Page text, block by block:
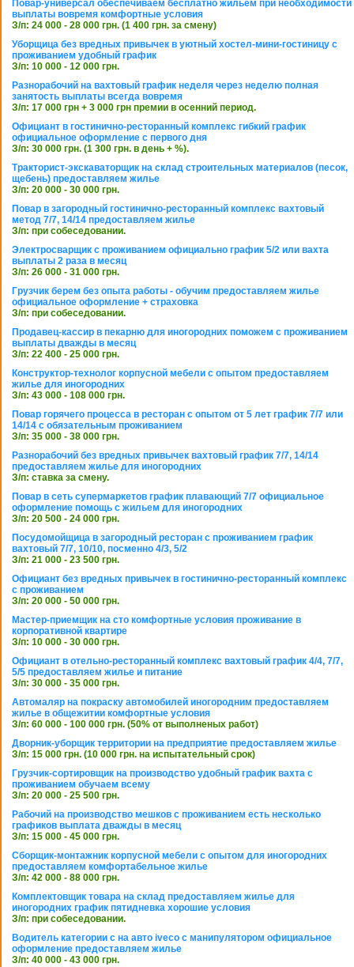
Повар-универсал обеспечиваем бесплатно жильем при необходимости
выплаты вовремя комфортные условия
З/п: 24 000 - 28 000 грн. (1 400 грн. за смену)
Уборщица без вредных привычек в уютный хостел-мини-гостиницу с
проживанием удобный график
З/п: 10 000 - 12 000 грн.
Разнорабочий на вахтовый график неделя через неделю полная
занятость выплаты всегда вовремя
З/п: 17 000 грн + 3 000 грн премии в осенний период.
Официант в гостинично-ресторанный комплекс гибкий график
официальное оформление с первого дня
З/п: 30 000 грн. (1 300 грн. в день + %).
Тракторист-экскаваторщик на склад строительных материалов (песок,
щебень) предоставляем жилье
З/п: 20 000 - 30 000 грн.
Повар в загородный гостинично-ресторанный комплекс вахтовый
метод 7/7, 14/14 предоставляем жилье
З/п: при собеседовании.
Электросварщик с проживанием официально график 5/2 или вахта
выплаты 2 раза в месяц
З/п: 26 000 - 31 000 грн.
Грузчик берем без опыта работы - обучим предоставляем жилье
официальное оформление + страховка
З/п: при собеседовании.
Продавец-кассир в пекарню для иногородних поможем с проживанием
выплаты дважды в месяц
З/п: 22 400 - 25 000 грн.
Конструктор-технолог корпусной мебели с опытом предоставляем
жилье для иногородних
З/п: 43 000 - 108 000 грн.
Повар горячего процесса в ресторан с опытом от 5 лет график 7/7 или
14/14 с обязательным проживанием
З/п: 35 000 - 38 000 грн.
Разнорабочий без вредных привычек вахтовый график 7/7, 14/14
предоставляем жилье для иногородних
З/п: ставка за смену.
Повар в сеть супермаркетов график плавающий 7/7 официальное
оформление помощь с жильем для иногородних
З/п: 20 500 - 24 000 грн.
Посудомойщица в загородный ресторан с проживанием график
вахтовый 7/7, 10/10, посменно 4/3, 5/2
З/п: 21 000 - 23 500 грн.
Официант без вредных привычек в гостинично-ресторанный комплекс
с проживанием
З/п: 20 000 - 50 000 грн.
Мастер-приемщик на сто комфортные условия проживание в
корпоративной квартире
З/п: 10 000 - 30 000 грн.
Официант в отельно-ресторанный комплекс вахтовый график 4/4, 7/7,
5/5 предоставляем жилье и питание
З/п: 30 000 - 35 000 грн.
Автомаляр на покраску автомобилей иногородним предоставляем
жилье в общежитии комфортные условия
З/п: 60 000 - 100 000 грн. (50% от выполненых работ)
Дворник-уборщик территории на предприятие предоставляем жилье
З/п: 15 000 грн. (10 000 грн. на испытательный срок)
Грузчик-сортировщик на производство удобный график вахта с
проживанием обучаем всему
З/п: 20 000 - 25 500 грн.
Рабочий на производство мешков с проживанием есть несколько
графиков выплата дважды в месяц
З/п: 15 000 - 45 000 грн.
Сборщик-монтажник корпусной мебели с опытом для иногородних
предоставляем комфортабельное жилье
З/п: 42 000 - 88 000 грн.
Комплектовщик товара на склад предоставляем жилье для
иногородних график пятидневка хорошие условия
З/п: при собеседовании.
Водитель категории с на авто iveco с манипулятором официальное
оформление предоставляем жилье
З/п: 40 000 - 43 000 грн.